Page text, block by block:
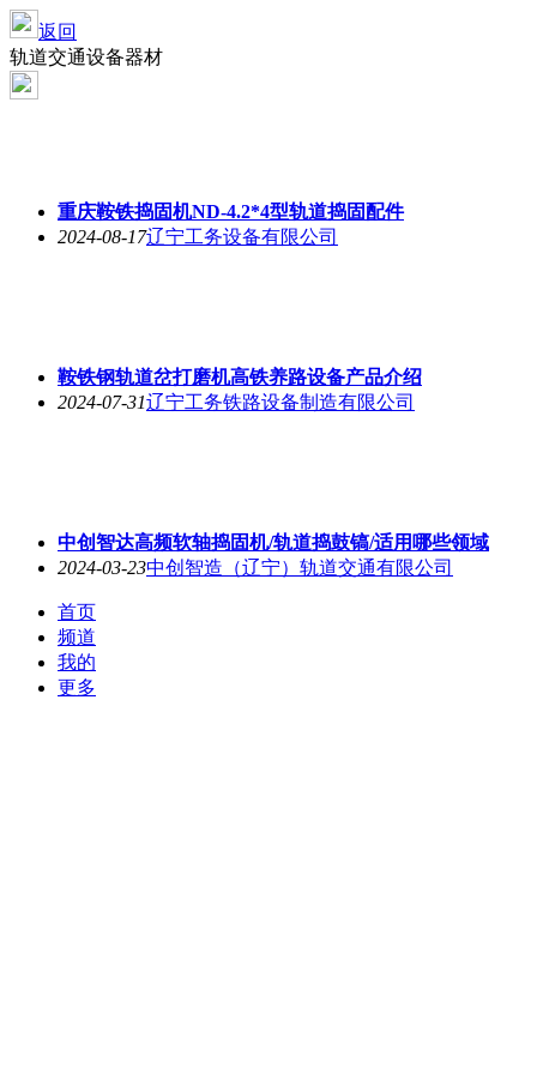
返回
轨道交通设备器材
重庆鞍铁捣固机ND-4.2*4型轨道捣固配件
2024-08-17辽宁工务设备有限公司
鞍铁钢轨道岔打磨机高铁养路设备产品介绍
2024-07-31辽宁工务铁路设备制造有限公司
中创智达高频软轴捣固机/轨道捣鼓镐/适用哪些领域
2024-03-23中创智造（辽宁）轨道交通有限公司
首页
频道
我的
更多